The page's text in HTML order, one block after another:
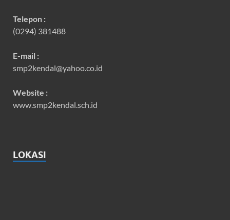
Telepon :
(0294) 381488
E-mail :
smp2kendal@yahoo.co.id
Website :
www.smp2kendal.sch.id
LOKASI